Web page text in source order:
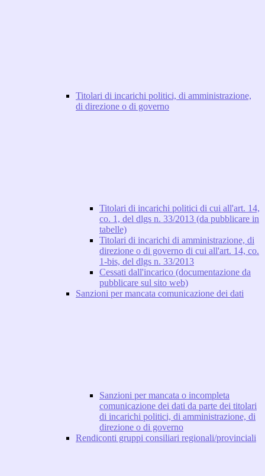
Titolari di incarichi politici, di amministrazione,
di direzione o di governo
Titolari di incarichi politici di cui all'art. 14,
co. 1, del dlgs n. 33/2013 (da pubblicare in
tabelle)
Titolari di incarichi di amministrazione, di
direzione o di governo di cui all'art. 14, co.
1-bis, del dlgs n. 33/2013
Cessati dall'incarico (documentazione da
pubblicare sul sito web)
Sanzioni per mancata comunicazione dei dati
Sanzioni per mancata o incompleta
comunicazione dei dati da parte dei titolari
di incarichi politici, di amministrazione, di
direzione o di governo
Rendiconti gruppi consiliari regionali/provinciali